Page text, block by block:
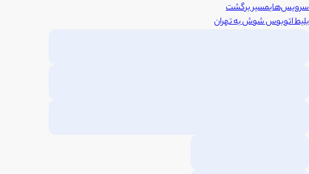
سرویس‌هایمسیر برگشت
بلیط اتوبوسشوشبهتهران